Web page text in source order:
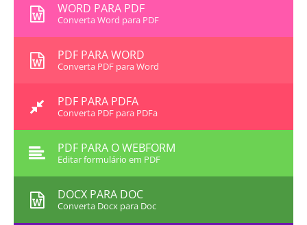
WORD PARA PDF
Converta Word para PDF
PDF PARA WORD
Converta PDF para Word
PDF PARA PDFA
Converta PDF para PDFa
PDF PARA O WEBFORM
Editar formulário em PDF
DOCX PARA DOC
Converta Docx para Doc